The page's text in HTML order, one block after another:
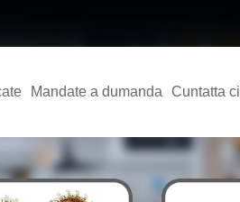
Mandate a dumanda Cuntatta ci